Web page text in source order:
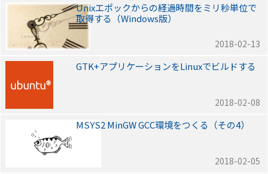
Unixエポックからの経過時間をミリ秒単位で
取得する（Windows版）
2018-02-13
GTK+アプリケーションをLinuxでビルドする
2018-02-08
MSYS2 MinGW GCC環境をつくる（その4）
2018-02-05